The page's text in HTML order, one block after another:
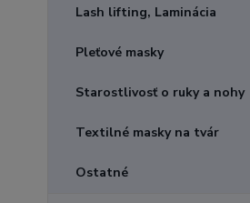
Lash lifting, Laminácia
Pleťové masky
Starostlivosť o ruky a nohy
Textilné masky na tvár
Ostatné